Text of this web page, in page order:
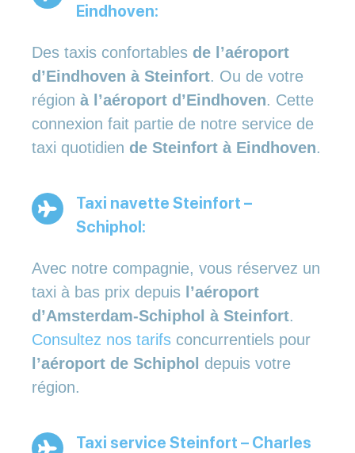
Eindhoven:
Des taxis confortables de l’aéroport
d’Eindhoven à Steinfort. Ou de votre
région à l’aéroport d’Eindhoven. Cette
connexion fait partie de notre service de
taxi quotidien de Steinfort à Eindhoven.
Taxi navette Steinfort –
Schiphol:
Avec notre compagnie, vous réservez un
taxi à bas prix depuis l’aéroport
d’Amsterdam-Schiphol à Steinfort.
Consultez nos tarifs concurrentiels pour
l’aéroport de Schiphol depuis votre
région.
Taxi service Steinfort – Charles